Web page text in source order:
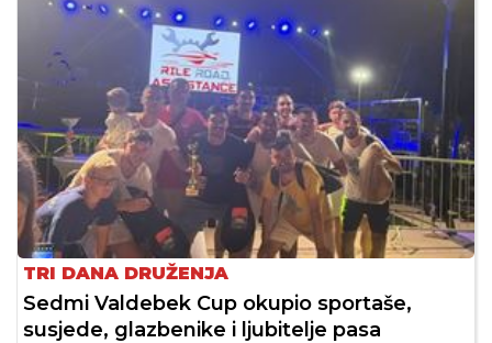
TRI DANA DRUŽENJA
Sedmi Valdebek Cup okupio sportaše,
susjede, glazbenike i ljubitelje pasa